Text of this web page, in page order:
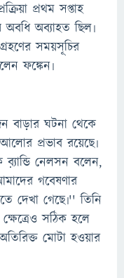
প্রথম সপ্তাহ
অব্যাহত ছিল৷
সময়সূচির
ফঙ্কেন৷
বাড়ার ঘটনা থেকে
প্রভাব রয়েছে৷
ব়্যান্ডি নেলসন বলেন,
গবেষণার
দেখা গেছে৷'' তিনি
সঠিক হলে
মোটা হওয়ার